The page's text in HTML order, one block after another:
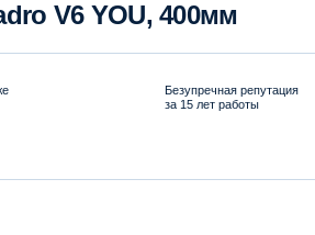
V6 YOU, 400мм
Безупречная репутация
за 15 лет работы